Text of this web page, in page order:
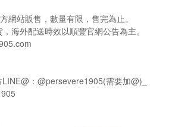
網站販售，數量有限，售完為止。
海外配送時效以順豐官網公告為主。
：@persevere1905(需要加@)_